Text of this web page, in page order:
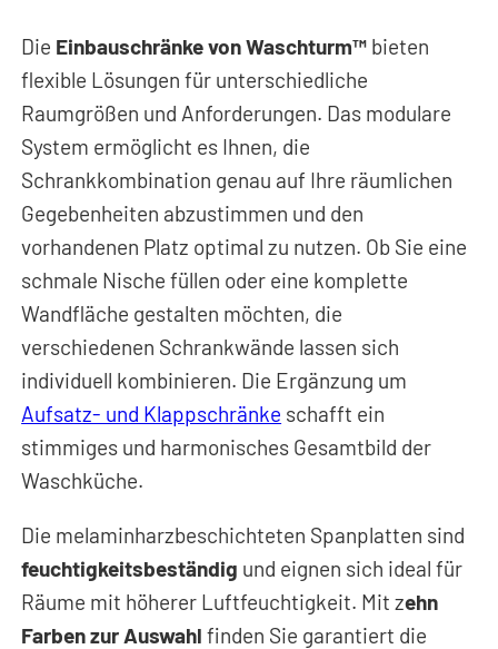
Die Einbauschränke von Waschturm™ bieten
flexible Lösungen für unterschiedliche
Raumgrößen und Anforderungen. Das modulare
System ermöglicht es Ihnen, die
Schrankkombination genau auf Ihre räumlichen
Gegebenheiten abzustimmen und den
vorhandenen Platz optimal zu nutzen. Ob Sie eine
schmale Nische füllen oder eine komplette
Wandfläche gestalten möchten, die
verschiedenen Schrankwände lassen sich
individuell kombinieren. Die Ergänzung um
Aufsatz- und Klappschränke schafft ein
stimmiges und harmonisches Gesamtbild der
Waschküche.
Die melaminharzbeschichteten Spanplatten sind
feuchtigkeitsbeständig und eignen sich ideal für
Räume mit höherer Luftfeuchtigkeit. Mit zehn
Farben zur Auswahl finden Sie garantiert die